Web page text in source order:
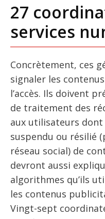
27
services
Concrètement, ces
signaler les
l’accès. Ils doivent
de traitement des
aux utilisateurs
suspendu ou résilié
réseau social) de
devront aussi
algorithmes qu’ils
les contenus
Vingt-sept